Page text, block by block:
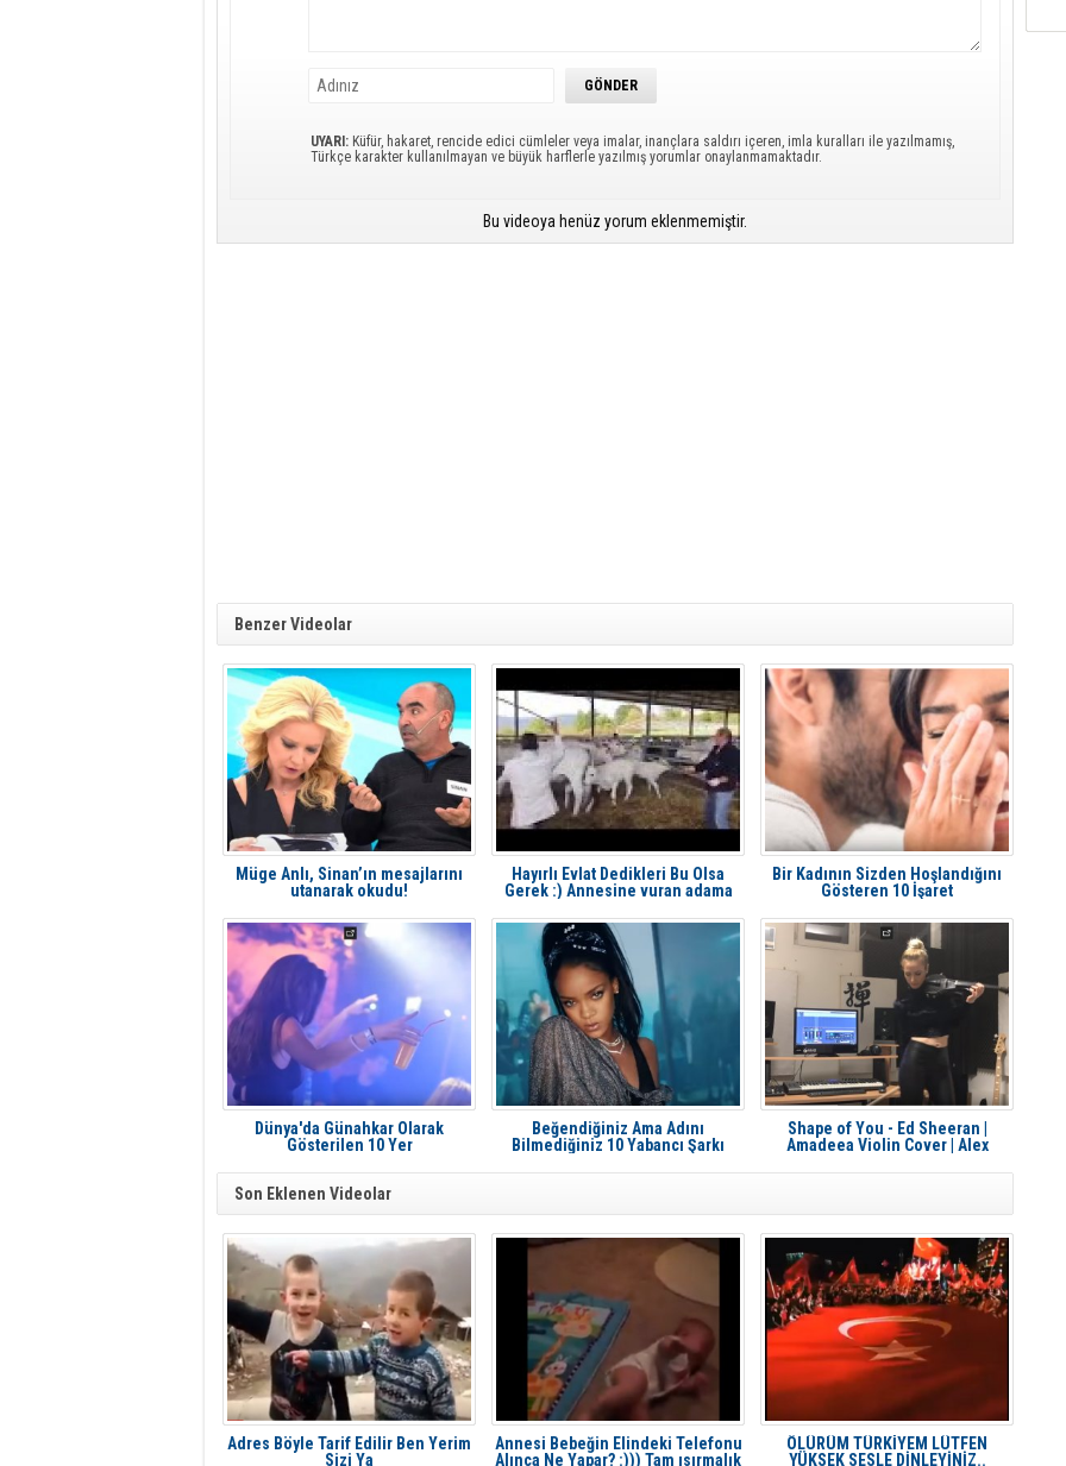
UYARI: Küfür, hakaret, rencide edici cümleler veya imalar, inançlara saldırı içeren, imla kuralları ile yazılmamış,
Türkçe karakter kullanılmayan ve büyük harflerle yazılmış yorumlar onaylanmamaktadır.
Bu videoya henüz yorum eklenmemiştir.
Benzer Videolar
Müge Anlı, Sinan’ın mesajlarını
utanarak okudu!
Hayırlı Evlat Dedikleri Bu Olsa
Gerek :) Annesine vuran adama
Bir Kadının Sizden Hoşlandığını
Gösteren 10 İşaret
Dünya'da Günahkar Olarak
Gösterilen 10 Yer
Beğendiğiniz Ama Adını
Bilmediğiniz 10 Yabancı Şarkı
Shape of You - Ed Sheeran |
Amadeea Violin Cover | Alex
Son Eklenen Videolar
Adres Böyle Tarif Edilir Ben Yerim
Sizi Ya
Annesi Bebeğin Elindeki Telefonu
Alınca Ne Yapar? :))) Tam ısırmalık
ÖLÜRÜM TÜRKİYEM LÜTFEN
YÜKSEK SESLE DİNLEYİNİZ..